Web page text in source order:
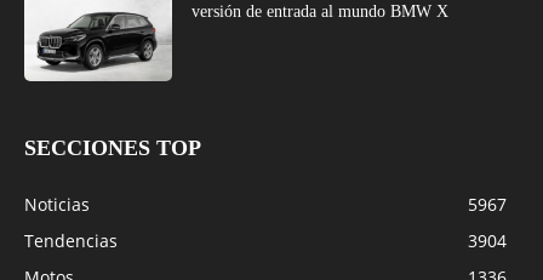
versión de entrada al mundo BMW X
SECCIONES TOP
Noticias
5967
Tendencias
3904